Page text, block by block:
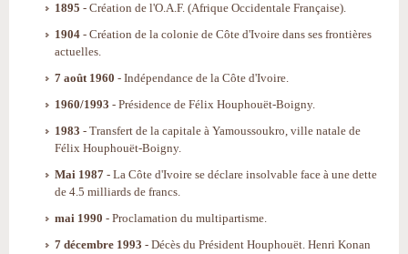
1895 - Création de l'O.A.F. (Afrique Occidentale Française).
1904 - Création de la colonie de Côte d'Ivoire dans ses frontières
actuelles.
7 août 1960 - Indépendance de la Côte d'Ivoire.
1960/1993 - Présidence de Félix Houphouët-Boigny.
1983 - Transfert de la capitale à Yamoussoukro, ville natale de
Félix Houphouët-Boigny.
Mai 1987 - La Côte d'Ivoire se déclare insolvable face à une dette
de 4.5 milliards de francs.
mai 1990 - Proclamation du multipartisme.
7 décembre 1993 - Décès du Président Houphouët. Henri Konan